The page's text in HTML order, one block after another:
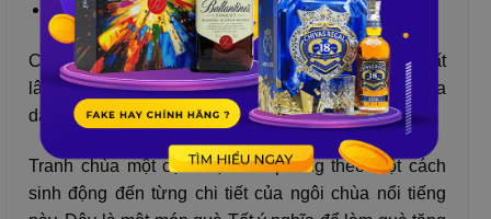
Tranh chùa một cột
Chùa một cột là một công trình kiến trúc đã có từ rất
lâu đời trong lịch sử và cũng chính là biểu tượng của
dân tộc Việt nam.
Tranh chùa một cột được mô phỏng theo một cách
sinh động đến từng chi tiết của ngôi chùa nổi tiếng